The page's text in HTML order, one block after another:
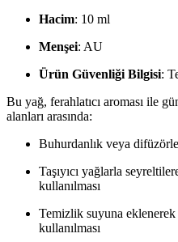
Hacim: 10 ml
Menşei: AU
Ürün Güvenliği Bilgisi:
Bu yağ, ferahlatıcı aroması ile
alanları arasında:
Buhurdanlık veya
Taşıyıcı yağlarla
kullanılması
Temizlik suyuna
kullanılması